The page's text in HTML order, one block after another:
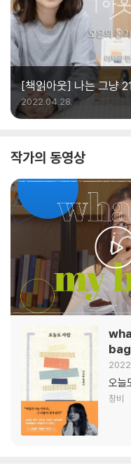
[책읽아웃] 나는 그냥
소리꾼이구나 (G. 소리
2022.04.28.
작가의 동영상
오늘
창비